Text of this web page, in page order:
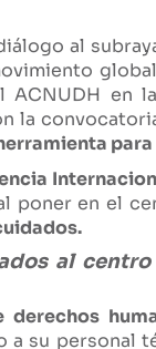
al
ACNUDH en
la
poner en el
al
derechos
su